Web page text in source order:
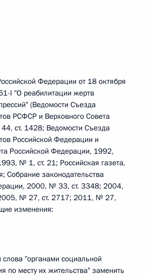
Федерации от 18 октября
I "О реабилитации жертв
(Ведомости Съезда
РСФСР и Верховного Совета
ст. 1428; Ведомости Съезда
Российской Федерации и
Российской Федерации, 1992,
№ 1, ст. 21; Российская газета,
Собрание законодательства
2000, № 33, ст. 3348; 2004,
№ 27, ст. 2717; 2011, № 27,
изменения:
слова "органами социальной
по месту их жительства" заменить